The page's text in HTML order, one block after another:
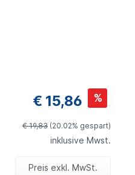
€ 15,86 %
€ 19,83 (20.02% gespart)
inklusive Mwst.
Preis exkl. MwSt.